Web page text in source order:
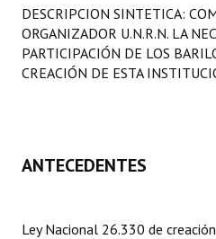
LEGISLACIÓN
Constitución Nacional
Carta Orgánica 2007
Digesto
DESCRIPCION SINTETICA:
ORGANIZADOR U.N.R.N. LA
PARTICIPACIÓN DE LOS
CREACIÓN DE ESTA
ANTECEDENTES
Ley Nacional 26.330 de